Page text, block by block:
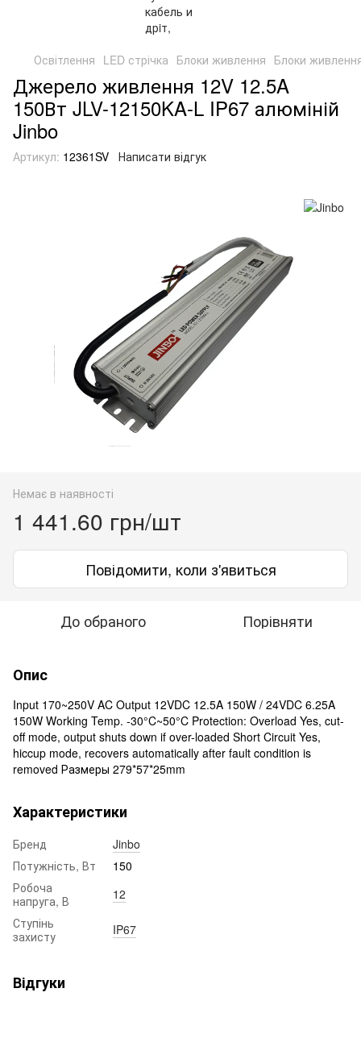
Освітлення LED стрічка Блоки живлення Блоки
Джерело живлення 12V 12.5A
150Вт JLV-12150KA-L IP67 алюміній
Jinbo
Артикул: 12361SV Написати відгук
Немає в наявності
1 441.60 грн/шт
Повідомити, коли з'явиться
До обраного Порівняти
Опис
Input 170~250V AC Output 12VDC 12.5A 150W / 24VDC 6.25A
150W Working Temp. -30°C~50°C Protection: Overload Yes, cut-
off mode, output shuts down if over-loaded Short Circuit Yes,
hiccup mode, recovers automatically after fault condition is
removed Размеры 279*57*25mm
Характеристики
Бренд
Jinbo
Потужність, Вт
150
Робоча
напруга, В
12
Ступінь
захисту
IP67
Відгуки